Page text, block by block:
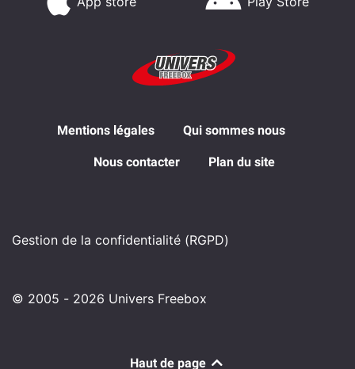
Mentions légales Qui sommes nous
Nous contacter Plan du site
Gestion de la confidentialité (RGPD)
© 2005 - 2026 Univers Freebox
Haut de page